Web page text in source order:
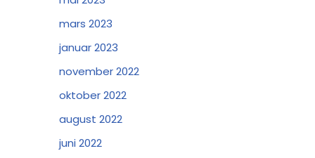
mars 2023
januar 2023
november 2022
oktober 2022
august 2022
juni 2022